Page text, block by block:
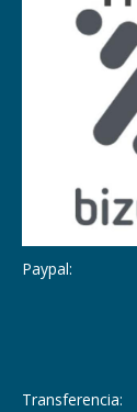
Paypal:
Transferencia: